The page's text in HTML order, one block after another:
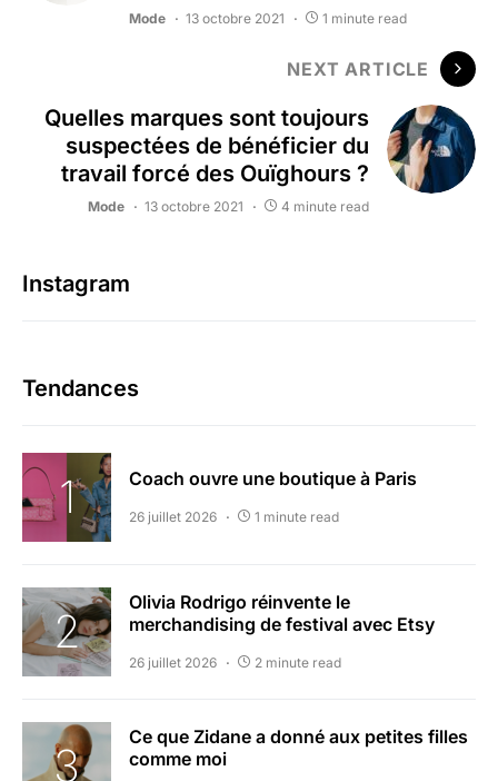
Mode 13 octobre 2021 1 minute read
NEXT ARTICLE
Quelles marques sont toujours
suspectées de bénéficier du
travail forcé des Ouïghours ?
Mode 13 octobre 2021 4 minute read
Instagram
Tendances
Coach ouvre une boutique à Paris
26 juillet 2026 1 minute read
Olivia Rodrigo réinvente le
merchandising de festival avec Etsy
26 juillet 2026 2 minute read
Ce que Zidane a donné aux petites filles
comme moi